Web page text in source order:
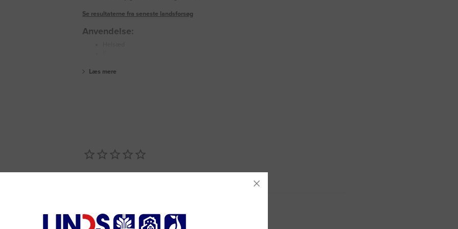
Se resultaterne fra seneste landsforsøg
Anvendelse:
Læs mere